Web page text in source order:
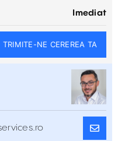
Imediat
TRIMITE-NE CEREREA TA